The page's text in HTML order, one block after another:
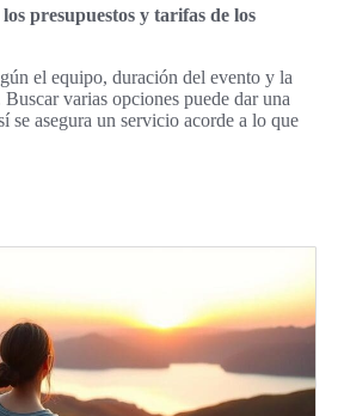
presupuestos y tarifas de los
el equipo, duración del evento y la
varias opciones puede dar una
se asegura un servicio acorde a lo que